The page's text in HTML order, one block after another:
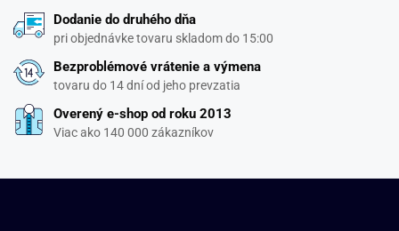
Dodanie do druhého dňa
pri objednávke tovaru skladom do 15:00
Bezproblémové vrátenie a výmena
tovaru do 14 dní od jeho prevzatia
Overený e-shop od roku 2013
Viac ako 140 000 zákazníkov